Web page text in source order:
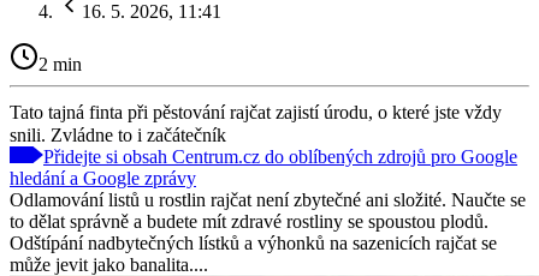
16. 5. 2026, 11:41
2 min
Tato tajná finta při pěstování rajčat zajistí úrodu, o které jste vždy
snili. Zvládne to i začátečník
Přidejte si obsah Centrum.cz do oblíbených zdrojů pro Google
hledání a Google zprávy
Odlamování listů u rostlin rajčat není zbytečné ani složité. Naučte se
to dělat správně a budete mít zdravé rostliny se spoustou plodů.
Odštípání nadbytečných lístků a výhonků na sazenicích rajčat se
může jevit jako banalita....